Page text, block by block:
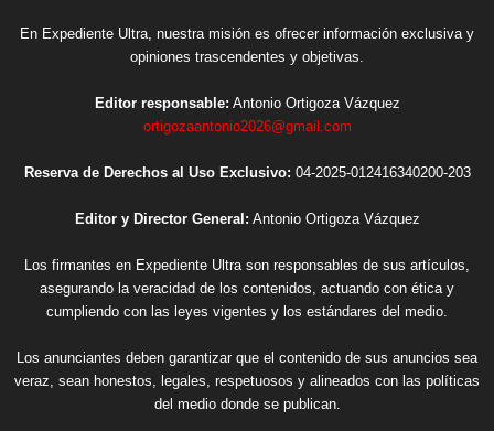
En Expediente Ultra, nuestra misión es ofrecer información exclusiva y
opiniones trascendentes y objetivas.
Editor responsable: Antonio Ortigoza Vázquez
ortigozaantonio2026@gmail.com
Reserva de Derechos al Uso Exclusivo: 04-2025-012416340200-203
Editor y Director General: Antonio Ortigoza Vázquez
Los firmantes en Expediente Ultra son responsables de sus artículos,
asegurando la veracidad de los contenidos, actuando con ética y
cumpliendo con las leyes vigentes y los estándares del medio.
Los anunciantes deben garantizar que el contenido de sus anuncios sea
veraz, sean honestos, legales, respetuosos y alineados con las políticas
del medio donde se publican.